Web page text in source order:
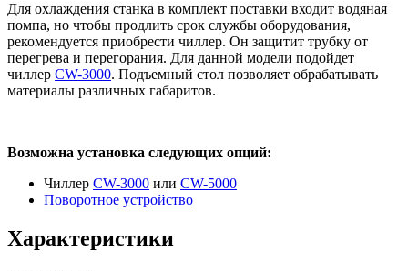
Для охлаждения станка в комплект поставки входит водяная
помпа, но чтобы продлить срок службы оборудования,
рекомендуется приобрести чиллер. Он защитит трубку от
перегрева и перегорания. Для данной модели подойдет
чиллер CW-3000. Подъемный стол позволяет обрабатывать
материалы различных габаритов.
Возможна установка следующих опций:
Чиллер CW-3000 или CW-5000
Поворотное устройство
Характеристики